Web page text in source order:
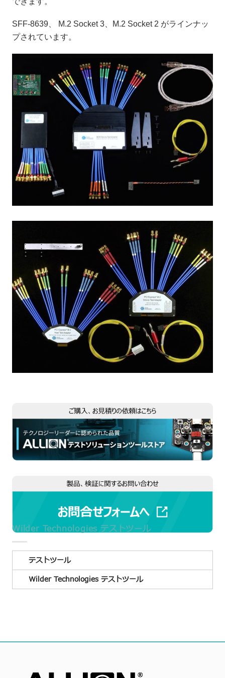
SFF-8639、 M.2 Socket 3、M.2 Socket 2 がラインナッ
プされています。
Wilder Technologies テストツール
テストツール
Wilder Technologies テストツール